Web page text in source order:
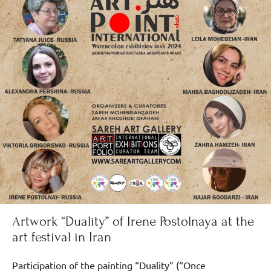
Artwork “Duality” of Irene Postolnaya at the
art festival in Iran
Participation of the painting “Duality” (“Once